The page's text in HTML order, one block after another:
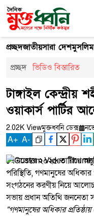
প্রচ্ছদজাতীয়সারা দেশমুসলিম
প্রচ্ছদ ভিডিও বিস্তারিত
টাঙ্গাইল কেন্দ্রীয়
ওয়াকার্স পার্টির
2.02K Viewমুক্তধ্বনি ডেক্স
A+ A-
১৭ নভেম্বর ২০২৫ তারিখে
পরিস্থিতি, গণমানুষের
সংগঠনের করণীয় নিয়ে
সভায় প্রধান অতিথি
"গণমানুষের অধিকার